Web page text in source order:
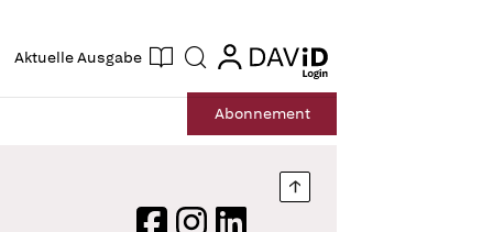
Aktuelle Ausgabe Suche login
login
Abonnement
Nach oben springen
FacebookInstagram
LinkedIn